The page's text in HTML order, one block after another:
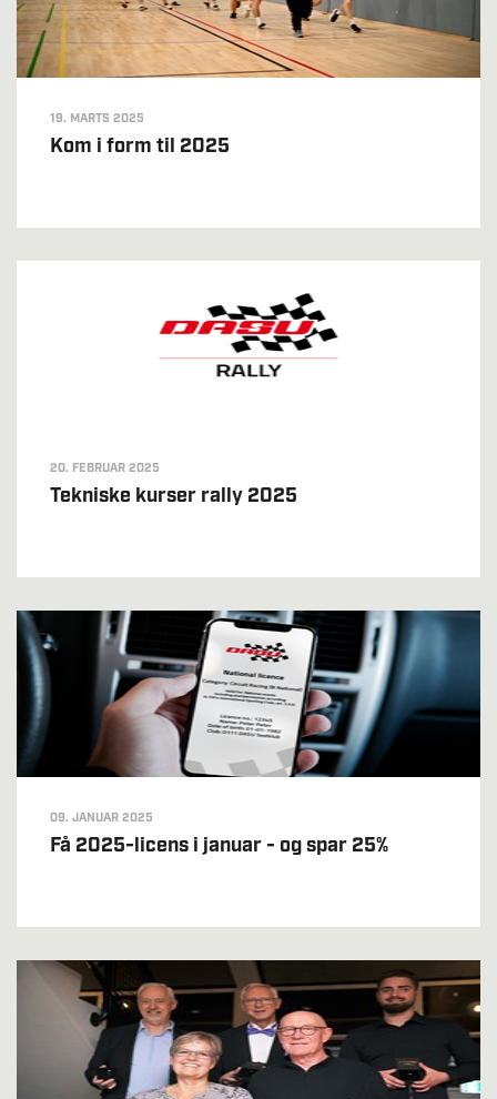
19. MARTS 2025
Kom i form til 2025
20. FEBRUAR 2025
Tekniske kurser rally 2025
09. JANUAR 2025
Få 2025-licens i januar - og spar 25%